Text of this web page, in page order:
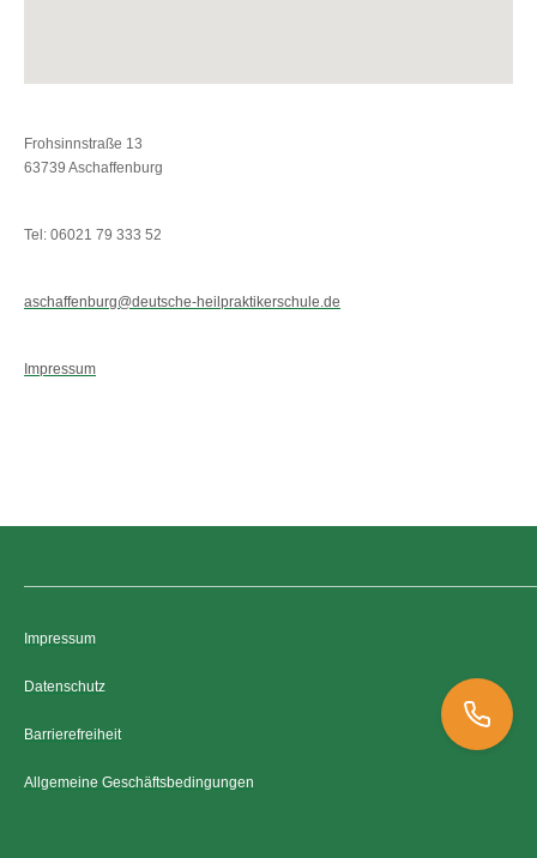
Frohsinnstraße 13
63739 Aschaffenburg
Tel: 06021 79 333 52
aschaffenburg@deutsche-heilpraktikerschule.de
Impressum
Impressum
Datenschutz
Barrierefreiheit
Allgemeine Geschäftsbedingungen